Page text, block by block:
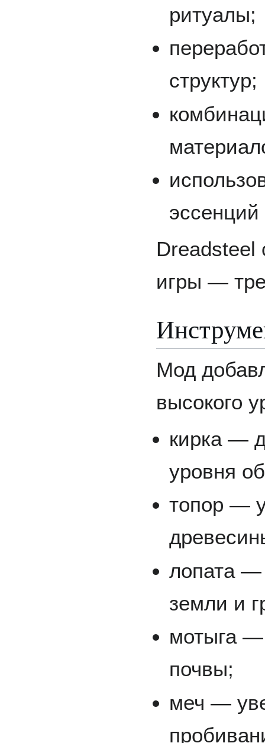
ритуалы;
структур;
эссенций
Dreadsteel
игры —
Мод
высокого
кирка —
уровня
топор —
лопата —
земли и
мотыга —
почвы;
меч —